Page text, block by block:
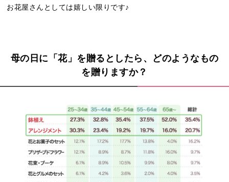
お花屋さんとしては嬉しい限りです♪
母の日に「花」を贈るとしたら、どのようなもの
を贈りますか？